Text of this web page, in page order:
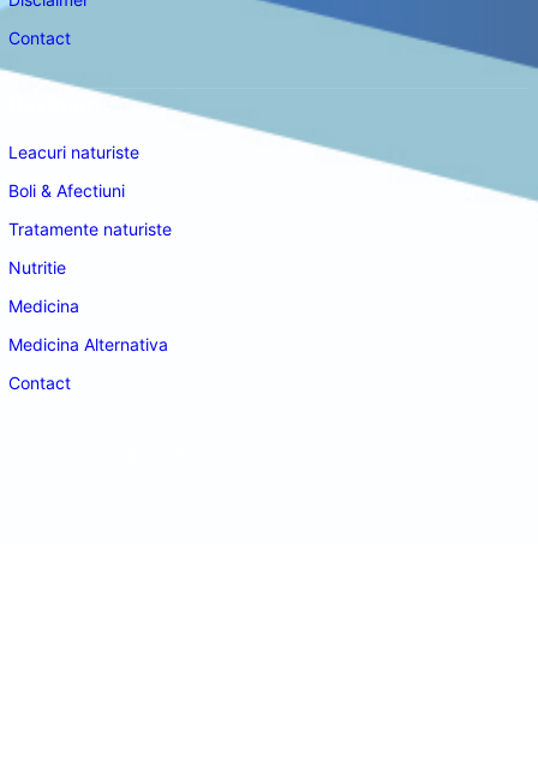
Contact
Leacuri naturiste
Boli & Afectiuni
Tratamente naturiste
Nutritie
Medicina
Medicina Alternativa
Contact